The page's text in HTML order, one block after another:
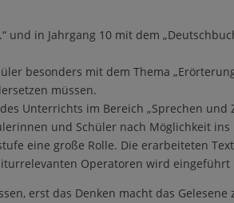
“ und in Jahrgang 10 mit dem „
üler besonders mit dem Thema „Erö
müssen.
Unterrichts im Bereich „Sprechen und
lerinnen und Schüler nach Möglichkeit ins
eine große Rolle. Die erarbeiteten
Operatoren wird eingeführt
erst das Denken macht das